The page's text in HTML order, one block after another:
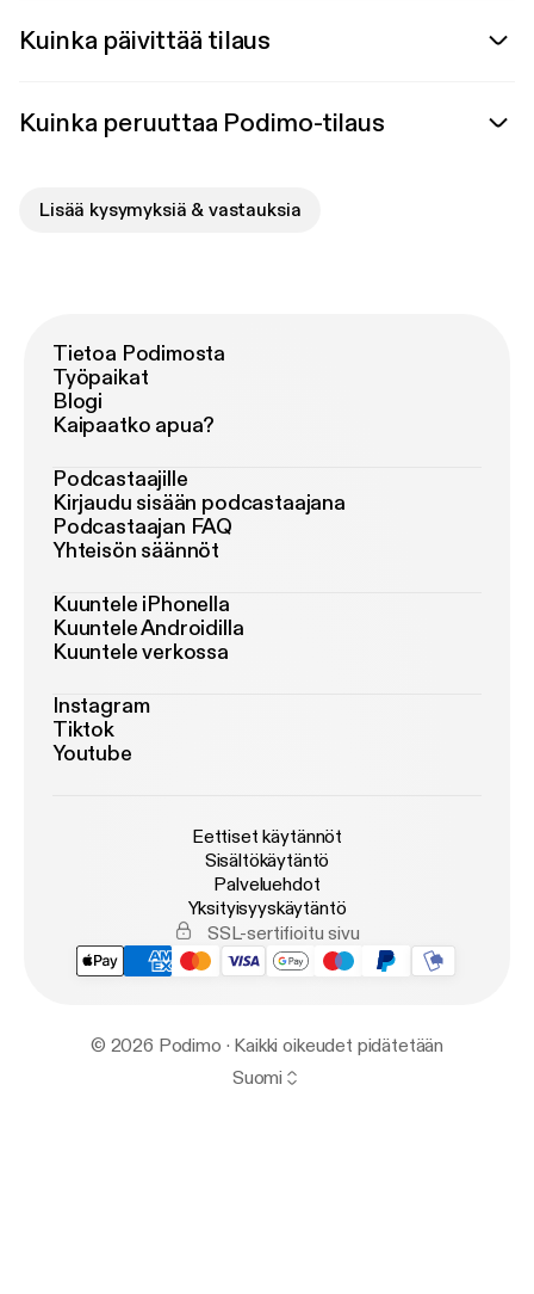
Kuinka päivittää tilaus
Kuinka peruuttaa Podimo-tilaus
Lisää kysymyksiä & vastauksia
Tietoa Podimosta
Työpaikat
Blogi
Kaipaatko apua?
Podcastaajille
Kirjaudu sisään podcastaajana
Podcastaajan FAQ
Yhteisön säännöt
Kuuntele iPhonella
Kuuntele Androidilla
Kuuntele verkossa
Instagram
Tiktok
Youtube
Eettiset käytännöt
Sisältökäytäntö
Palveluehdot
Yksityisyyskäytäntö
SSL-sertifioitu sivu
© 2026 Podimo · Kaikki oikeudet pidätetään
Suomi